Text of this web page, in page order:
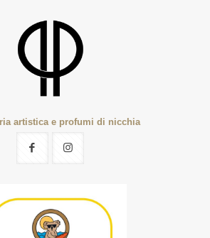
artistica e profumi di nicchia